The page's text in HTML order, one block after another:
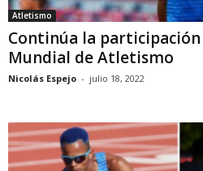
Atletismo
Continúa la
Mundial de Atletismo
Nicolás Espejo - julio 18, 2022